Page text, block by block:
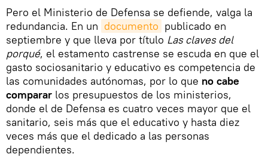
Pero el Ministerio de Defensa se defiende, valga la
redundancia. En un documento publicado en
septiembre y que lleva por título Las claves del
porqué, el estamento castrense se escuda en que el
gasto sociosanitario y educativo es competencia de
las comunidades autónomas, por lo que no cabe
comparar los presupuestos de los ministerios,
donde el de Defensa es cuatro veces mayor que el
sanitario, seis más que el educativo y hasta diez
veces más que el dedicado a las personas
dependientes.